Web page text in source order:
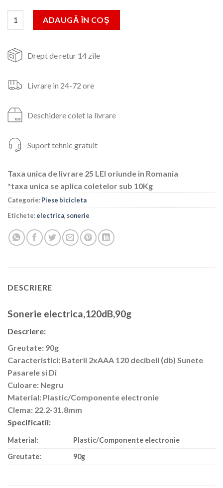
fost:
39lei.
27lei.
Cantitate Sonerie electrica,120dB,90g
ADAUGĂ ÎN COȘ
Drept de retur 14 zile
Livrare in 24-72 ore
Deschidere colet la livrare
Suport tehnic gratuit
Taxa unica de livrare 25 LEI oriunde in Romania
*taxa unica se aplica coletelor sub 10Kg
Categorie:Piese bicicleta
Etichete:electrica, sonerie
DESCRIERE
Sonerie electrica,120dB,90g
Descriere:
Greutate: 90g
Caracteristici: Baterii 2xAAA 120 decibeli (db) Sunete
Pasarele si Di
Culoare: Negru
Material: Plastic/Componente electronie
Clema: 22.2-31.8mm
Specificatii:
Material:
Plastic/Componente electronie
Greutate: 90g